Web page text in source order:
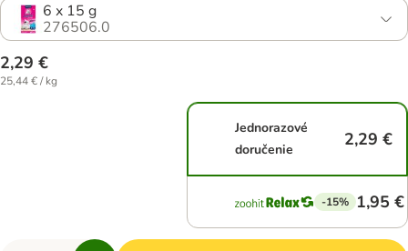
6 x 15 g
276506.0
2,29 €
25,44 € / kg
Jednorazové
doručenie
2,29 €
-15% 1,95 €